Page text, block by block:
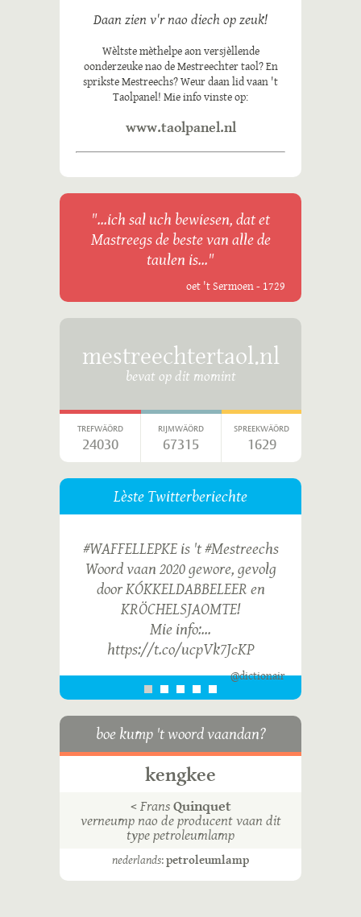
Daan zien v'r nao diech op zeuk!
Wèltste mèthelpe aon versjèllende
oonderzeuke nao de Mestreechter taol? En
sprikste Mestreechs? Weur daan lid vaan 't
Taolpanel! Mie info vinste op:
www.taolpanel.nl
"...ich sal uch bewiesen, dat et
Mastreegs de beste van alle de
taulen is..."
oet 't Sermoen - 1729
mestreechtertaol.nl
bevat op dit momint
TREFWÄÖRD
24030
RIJMWÄÖRD
67315
SPREEKWÄÖRD
1629
Lèste Twitterberiechte
#WAFFELLEPKE is 't #Mestreechs
Woord vaan 2020 gewore, gevolg
door KÓKKELDABBELEER en
KRÖCHELSJAOMTE!
Mie info:…
https://t.co/ucpVk7JcKP
@dictionair
boe kump 't woord vaandan?
kengkee
<FransQuinquet
verneump nao de producent vaan dit
type petroleumlamp
nederlands:petroleumlamp